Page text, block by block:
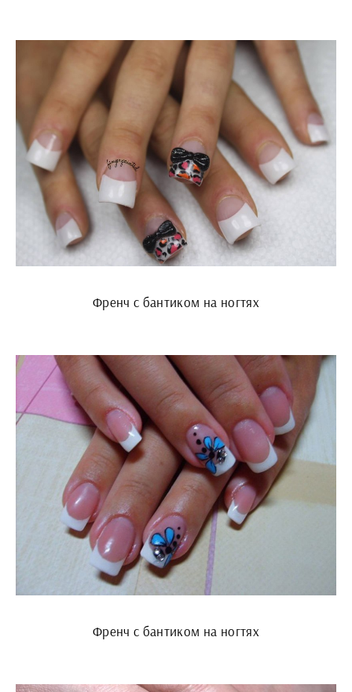
Френч с бантиком на ногтях
Френч с бантиком на ногтях